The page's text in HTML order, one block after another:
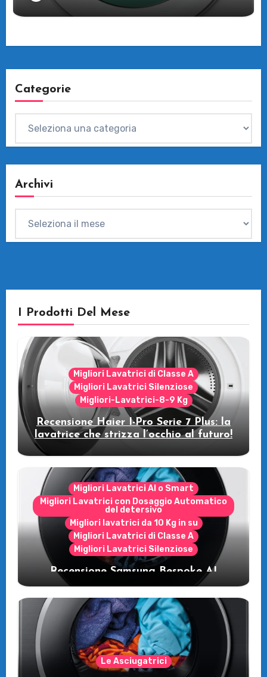
Categorie
Archivi
I Prodotti Del Mese
Migliori Lavatrici di Classe A
Migliori Lavatrici Silenziose
Migliori-Lavatrici-8-9 Kg
Recensione Haier I-Pro Serie 7 Plus: la
lavatrice che strizza l’occhio al futuro!
Migliori Lavatrici AI o Smart
Migliori Lavatrici con Dosaggio Automatico
del detersivo
Migliori lavatrici da 10 Kg in su
Migliori Lavatrici di Classe A
Migliori Lavatrici Silenziose
Recensione Samsung Bespoke AI
WW11DB7B94GE/U3: la lavatrice
intelligente che fa risparmiare
Le Asciugatrici